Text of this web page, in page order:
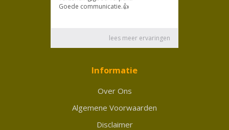
Informatie
Over Ons
Algemene Voorwaarden
Disclaimer